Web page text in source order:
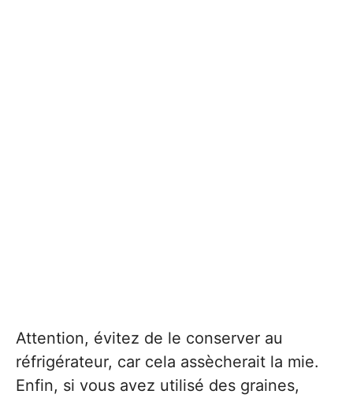
Attention, évitez de le conserver au
réfrigérateur, car cela assècherait la mie.
Enfin, si vous avez utilisé des graines,